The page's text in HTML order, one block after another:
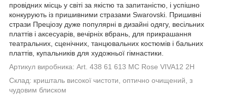
провідних місць у світі за якістю та запитаністю, і успішно
конкурують із пришивними стразами Swarovski. Пришивні
стрази Преціозу дуже популярні в дизайні одягу, весільних
платтів і аксесуарів, вечірніх вбрань, для прикрашання
театральних, сценічних, танцювальних костюмів і бальних
платтів, купальників для художньої гімнастики.
Артикул виробника: Art. 438 61 613 MC Rose VIVA12 2H
Склад: кришталь високої чистоти, оптично очищений, з
чудовим блиском